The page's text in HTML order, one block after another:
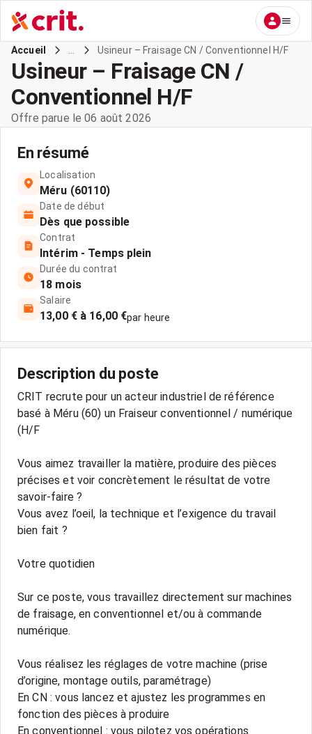
Accueil Usineur – Fraisage CN / Conventionnel H/F
Usineur – Fraisage CN /
Conventionnel H/F
Offre parue le 06 août 2026
En résumé
Localisation
Méru (60110)
Date de début
Dès que possible
Contrat
Intérim - Temps plein
Durée du contrat
18 mois
Salaire
13,00 € à 16,00 €par heure
Description du poste
CRIT recrute pour un acteur industriel de référence
basé à Méru (60) un Fraiseur conventionnel / numérique
(H/F
Vous aimez travailler la matière, produire des pièces
précises et voir concrètement le résultat de votre
savoir-faire ?
Vous avez l’oeil, la technique et l’exigence du travail
bien fait ?
Votre quotidien
Sur ce poste, vous travaillez directement sur machines
de fraisage, en conventionnel et/ou à commande
numérique.
Vous réalisez les réglages de votre machine (prise
d’origine, montage outils, paramétrage)
En CN : vous lancez et ajustez les programmes en
fonction des pièces à produire
En conventionnel : vous pilotez vos opérations